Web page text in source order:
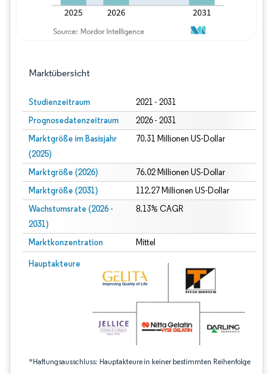
Marktübersicht
Studienzeitraum 2021 - 2031
Prognosedatenzeitraum 2026 - 2031
Marktgröße im Basisjahr
(2025)
70.31 Millionen US-Dollar
Marktgröße (2026) 76.02 Millionen US-Dollar
Marktgröße (2031) 112.27 Millionen US-Dollar
Wachstumsrate (2026 -
2031)
8.13% CAGR
Marktkonzentration Mittel
Hauptakteure
*Haftungsausschluss: Hauptakteure in keiner bestimmten Reihenfolge
Bild © Mordor Intelligence. Wiederverwendung erfordert Namensnennung